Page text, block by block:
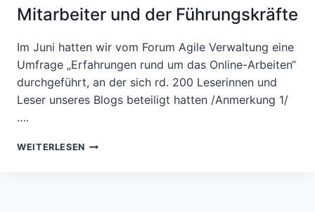
Mitarbeiter und der Führungskräfte
Im Juni hatten wir vom Forum Agile Verwaltung eine
Umfrage „Erfahrungen rund um das Online-Arbeiten“
durchgeführt, an der sich rd. 200 Leserinnen und
Leser unseres Blogs beteiligt hatten /Anmerkung 1/
….
WEITERLESEN WAS